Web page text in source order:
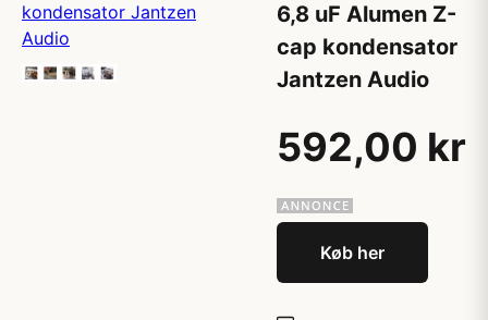
6,8 uF Alumen Z-
cap kondensator
Jantzen Audio
592,00 kr
Køb her